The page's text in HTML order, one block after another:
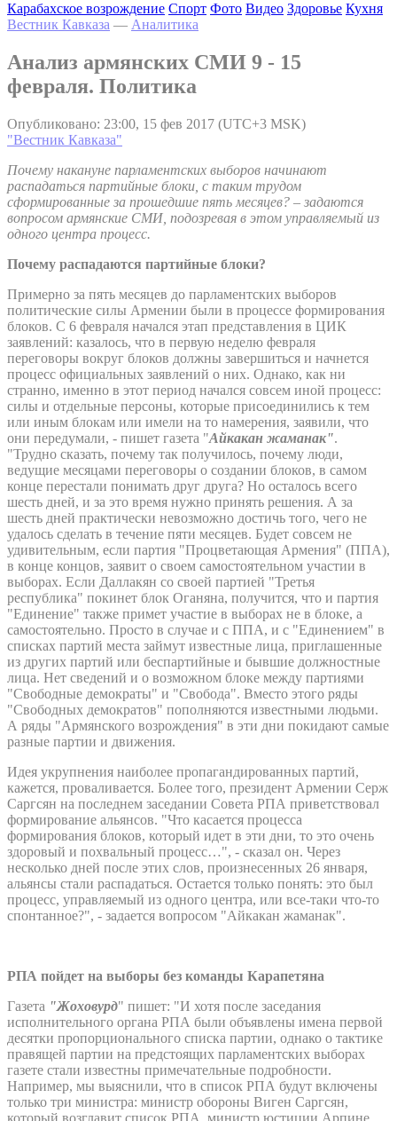
Карабахское возрождение Спорт Фото Видео Здоровье Кухня
Вестник Кавказа — Аналитика
Анализ армянских СМИ 9 - 15
февраля. Политика
Опубликовано: 23:00, 15 фев 2017 (UTC+3 MSK)
"Вестник Кавказа"
Почему накануне парламентских выборов начинают
распадаться партийные блоки, с таким трудом
сформированные за прошедшие пять месяцев? – задаются
вопросом армянские СМИ, подозревая в этом управляемый из
одного центра процесс.
Почему распадаются партийные блоки?
Примерно за пять месяцев до парламентских выборов
политические силы Армении были в процессе формирования
блоков. С 6 февраля начался этап представления в ЦИК
заявлений: казалось, что в первую неделю февраля
переговоры вокруг блоков должны завершиться и начнется
процесс официальных заявлений о них. Однако, как ни
странно, именно в этот период начался совсем иной процесс:
силы и отдельные персоны, которые присоединились к тем
или иным блокам или имели на то намерения, заявили, что
они передумали, - пишет газета "Айкакан жаманак".
"Трудно сказать, почему так получилось, почему люди,
ведущие месяцами переговоры о создании блоков, в самом
конце перестали понимать друг друга? Но осталось всего
шесть дней, и за это время нужно принять решения. А за
шесть дней практически невозможно достичь того, чего не
удалось сделать в течение пяти месяцев. Будет совсем не
удивительным, если партия "Процветающая Армения" (ППА),
в конце концов, заявит о своем самостоятельном участии в
выборах. Если Даллакян со своей партией "Третья
республика" покинет блок Оганяна, получится, что и партия
"Единение" также примет участие в выборах не в блоке, а
самостоятельно. Просто в случае и с ППА, и с "Единением" в
списках партий места займут известные лица, приглашенные
из других партий или беспартийные и бывшие должностные
лица. Нет сведений и о возможном блоке между партиями
"Свободные демократы" и "Свобода". Вместо этого ряды
"Свободных демократов" пополняются известными людьми.
А ряды "Армянского возрождения" в эти дни покидают самые
разные партии и движения.
Идея укрупнения наиболее пропагандированных партий,
кажется, проваливается. Более того, президент Армении Серж
Саргсян на последнем заседании Совета РПА приветствовал
формирование альянсов. "Что касается процесса
формирования блоков, который идет в эти дни, то это очень
здоровый и похвальный процесс…", - сказал он. Через
несколько дней после этих слов, произнесенных 26 января,
альянсы стали распадаться. Остается только понять: это был
процесс, управляемый из одного центра, или все-таки что-то
спонтанное?", - задается вопросом "Айкакан жаманак".
РПА пойдет на выборы без команды Карапетяна
Газета "Жоховурд" пишет: "И хотя после заседания
исполнительного органа РПА были объявлены имена первой
десятки пропорционального списка партии, однако о тактике
правящей партии на предстоящих парламентских выборах
газете стали известны примечательные подробности.
Например, мы выяснили, что в список РПА будут включены
только три министра: министр обороны Виген Саргсян,
который возглавит список РПА, министр юстиции Арпине